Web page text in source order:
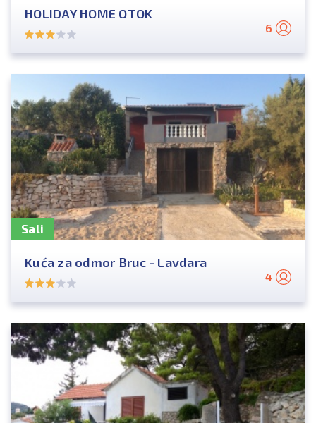
HOLIDAY HOME OTOK
6
Sali
Kuća za odmor Bruc - Lavdara
4